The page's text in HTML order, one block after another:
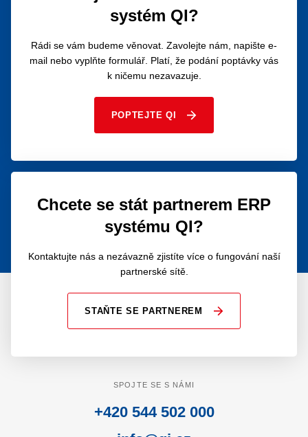
systém QI?
Rádi se vám budeme věnovat. Zavolejte nám, napište e-
mail nebo vyplňte formulář. Platí, že podání poptávky vás
k ničemu nezavazuje.
POPTEJTE QI
Chcete se stát partnerem ERP
systému QI?
Kontaktujte nás a nezávazně zjistíte více o fungování naší
partnerské sítě.
STAŇTE SE PARTNEREM
SPOJTE SE S NÁMI
+420 544 502 000